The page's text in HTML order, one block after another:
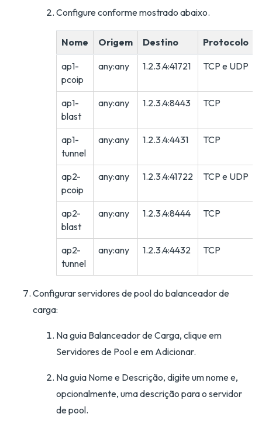
Configure conforme mostrado abaixo.
Nome Origem Destino Protocolo
ap1-
pcoip
any:any 1.2.3.4:41721 TCP e UDP
ap1-
blast
any:any 1.2.3.4:8443 TCP
ap1-
tunnel
any:any 1.2.3.4:4431 TCP
ap2-
pcoip
any:any 1.2.3.4:41722 TCP e UDP
ap2-
blast
any:any 1.2.3.4:8444 TCP
ap2-
tunnel
any:any 1.2.3.4:4432 TCP
Configurar servidores de pool do balanceador de
carga:
Na guia Balanceador de Carga, clique em
Servidores de Pool e em Adicionar.
Na guia Nome e Descrição, digite um nome e,
opcionalmente, uma descrição para o servidor
de pool.